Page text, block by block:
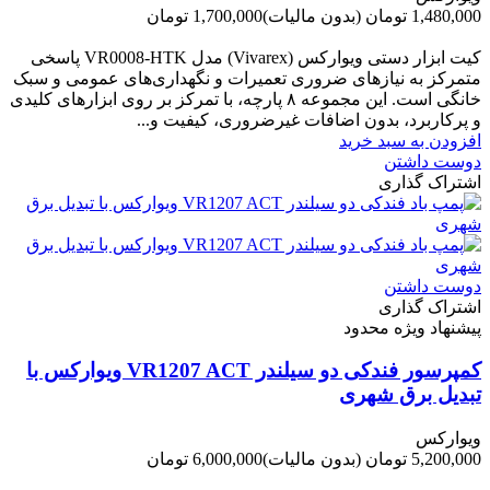
1,480,000 تومان
(بدون مالیات)1,700,000 تومان
کیت ابزار دستی ویوارکس (Vivarex) مدل VR0008-HTK پاسخی
متمرکز به نیازهای ضروری تعمیرات و نگهداری‌های عمومی و سبک
خانگی است. این مجموعه ۸ پارچه، با تمرکز بر روی ابزارهای کلیدی
و پرکاربرد، بدون اضافات غیرضروری، کیفیت و...
افزودن به سبد خرید
دوست داشتن
اشتراک گذاری
دوست داشتن
اشتراک گذاری
پیشنهاد ویژه محدود
کمپرسور فندکی دو سیلندر VR1207 ACT ویوارکس با
تبدیل برق شهری
ویوارکس
5,200,000 تومان
(بدون مالیات)6,000,000 تومان